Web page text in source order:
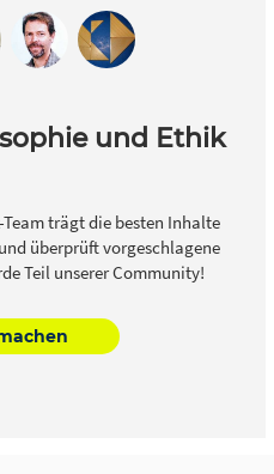
und Ethik
trägt die besten Inhalte
überprüft vorgeschlagene
Teil unserer Community!